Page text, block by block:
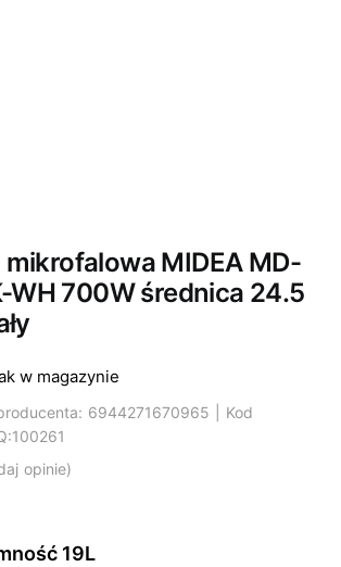
MIDEA MD-
WH 700W średnica 24.5
opinie
w magazynie
6944271670965 | Kod
19L